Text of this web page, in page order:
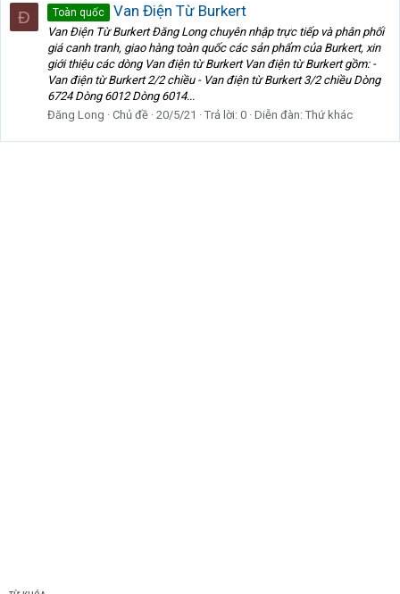
Đ Toàn quốc Van Điện Từ Burkert
Van Điện Từ Burkert Đăng Long chuyên nhập trực tiếp và phân phối
giá canh tranh, giao hàng toàn quốc các sản phẩm của Burkert, xin
giới thiệu các dòng Van điện từ Burkert Van điện từ Burkert gồm: -
Van điện từ Burkert 2/2 chiều - Van điện từ Burkert 3/2 chiều Dòng
6724 Dòng 6012 Dòng 6014...
Đăng Long
Chủ đề 20/5/21 Trả lời: 0 Diễn đàn: Thứ khác